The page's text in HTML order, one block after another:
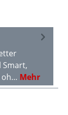
Smart,
oh… Mehr